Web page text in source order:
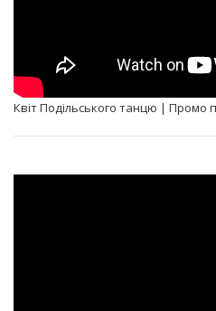
Квіт Подільського танцю | Промо